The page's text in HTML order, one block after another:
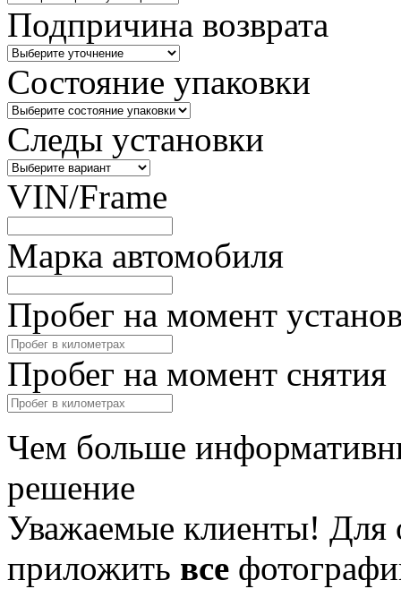
Подпричина возврата
Состояние упаковки
Следы установки
VIN/Frame
Марка автомобиля
Пробег на момент
Пробег на момент снятия
Чем больше
решение
Уважаемые клиенты! Для
приложить все